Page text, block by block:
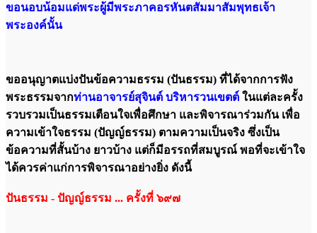
ขอนอบน้อมแด่พระผู้มีพระภาคอรหันตสัมมาสัมพุทธเจ้า
พระองค์นั้น
ขออนุญาตแบ่งปันข้อความธรรม (ปันธรรม) ที่ได้จากการฟัง
พระธรรมจากท่านอาจารย์สุจินต์ บริหารวนเขตต์ ในแต่ละครั้ง
รวบรวมเป็นธรรมเตือนใจเพื่อศึกษา และพิจารณาร่วมกัน เพื่อ
ความเข้าใจธรรม (ปัญญ์ธรรม) ตามความเป็นจริง ซึ่งเป็น
ข้อความที่สั้นบ้าง ยาวบ้าง แต่ก็มีอรรถที่สมบูรณ์ พอที่จะเข้าใจ
ได้ควรค่าแก่การพิจารณาอย่างยิ่ง ดังนี้
ปันธรรม - ปัญญ์ธรรม ... ครั้งที่ ๖๙๗